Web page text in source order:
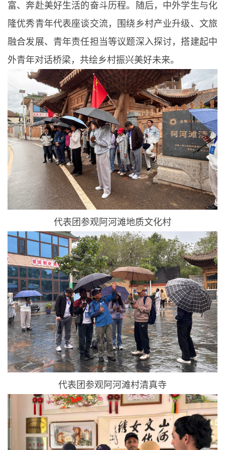
富、奔赴美好生活的奋斗历程。随后，中外学生与化
隆优秀青年代表座谈交流，围绕乡村产业升级、文旅
融合发展、青年责任担当等议题深入探讨，搭建起中
外青年对话桥梁，共绘乡村振兴美好未来。
代表团参观阿河滩地质文化村
代表团参观阿河滩村清真寺